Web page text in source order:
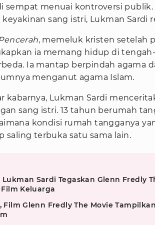
sempat menuai kontroversi publik.
sang istri, Lukman Sardi
, memeluk kristen setelah
ia memang hidup di
Ia mantap berpindah agama
menganut agama Islam.
kabarnya, Lukman Sardi
sang istri. 13 tahun berumah
kondisi rumah tangganya
saling terbuka satu sama lain.
Sardi Tegaskan Glenn Fredly
Keluarga
Film Glenn Fredly The Movie